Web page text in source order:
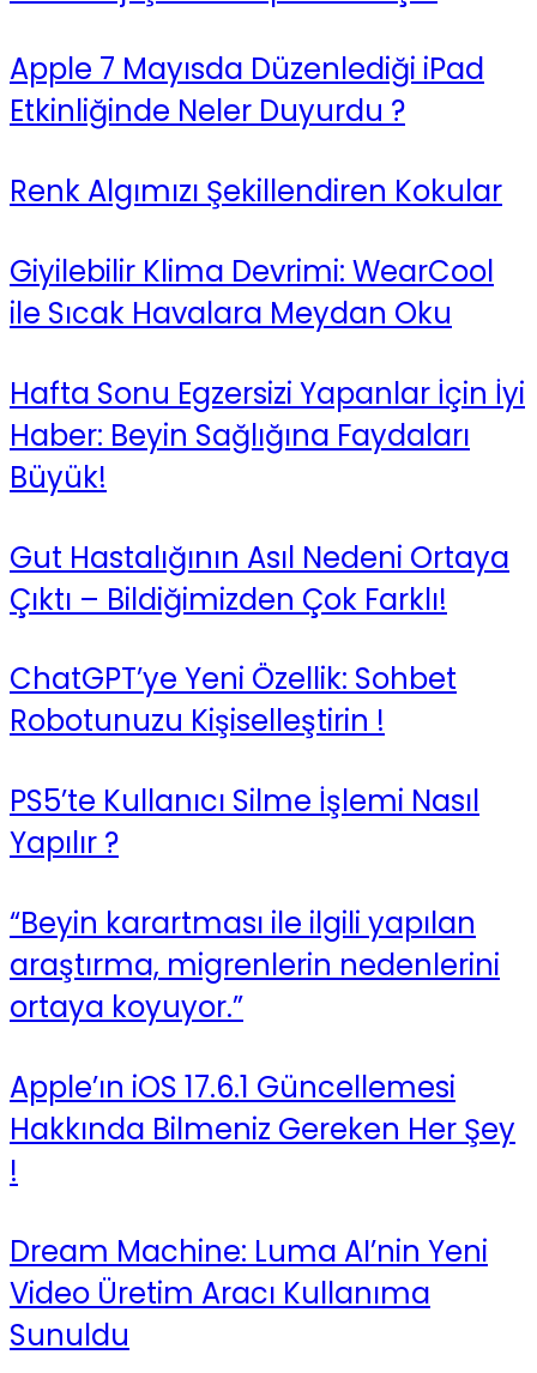
Apple 7 Mayısda Düzenlediği iPad
Etkinliğinde Neler Duyurdu ?
Renk Algımızı Şekillendiren Kokular
Giyilebilir Klima Devrimi: WearCool
ile Sıcak Havalara Meydan Oku
Hafta Sonu Egzersizi Yapanlar İçin İyi
Haber: Beyin Sağlığına Faydaları
Büyük!
Gut Hastalığının Asıl Nedeni Ortaya
Çıktı – Bildiğimizden Çok Farklı!
ChatGPT’ye Yeni Özellik: Sohbet
Robotunuzu Kişiselleştirin !
PS5’te Kullanıcı Silme İşlemi Nasıl
Yapılır ?
“Beyin karartması ile ilgili yapılan
araştırma, migrenlerin nedenlerini
ortaya koyuyor.”
Apple’ın iOS 17.6.1 Güncellemesi
Hakkında Bilmeniz Gereken Her Şey
!
Dream Machine: Luma AI’nin Yeni
Video Üretim Aracı Kullanıma
Sunuldu